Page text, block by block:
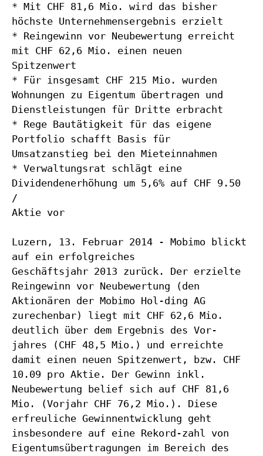
* Mit CHF 81,6 Mio. wird das bisher
höchste Unternehmensergebnis erzielt
* Reingewinn vor Neubewertung erreicht
mit CHF 62,6 Mio. einen neuen
Spitzenwert
* Für insgesamt CHF 215 Mio. wurden
Wohnungen zu Eigentum übertragen und
Dienstleistungen für Dritte erbracht
* Rege Bautätigkeit für das eigene
Portfolio schafft Basis für
Umsatzanstieg bei den Mieteinnahmen
* Verwaltungsrat schlägt eine
Dividendenerhöhung um 5,6% auf CHF 9.50
/
Aktie vor
Luzern, 13. Februar 2014 - Mobimo blickt
auf ein erfolgreiches
Geschäftsjahr 2013 zurück. Der erzielte
Reingewinn vor Neubewertung (den
Aktionären der Mobimo Hol-ding AG
zurechenbar) liegt mit CHF 62,6 Mio.
deutlich über dem Ergebnis des Vor-
jahres (CHF 48,5 Mio.) und erreichte
damit einen neuen Spitzenwert, bzw. CHF
10.09 pro Aktie. Der Gewinn inkl.
Neubewertung belief sich auf CHF 81,6
Mio. (Vorjahr CHF 76,2 Mio.). Diese
erfreuliche Gewinnentwicklung geht
insbesondere auf eine Rekord-zahl von
Eigentumsübertragungen im Bereich des